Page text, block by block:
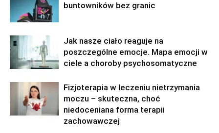
buntowników bez granic
Jak nasze ciało reaguje na
poszczególne emocje. Mapa emocji w
ciele a choroby psychosomatyczne
Fizjoterapia w leczeniu nietrzymania
moczu – skuteczna, choć
niedoceniana forma terapii
zachowawczej